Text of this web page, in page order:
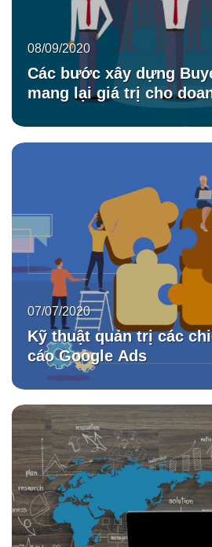
Các bước xây dựng
mang lại giá trị cho
08/09/2020
Kỹ thuật quản trị các
cáo Google Ads
07/07/2020